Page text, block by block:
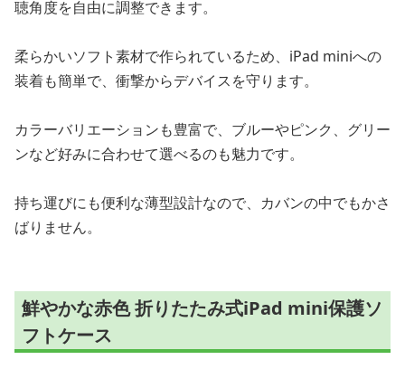
聴角度を自由に調整できます。
柔らかいソフト素材で作られているため、iPad miniへの
装着も簡単で、衝撃からデバイスを守ります。
カラーバリエーションも豊富で、ブルーやピンク、グリー
ンなど好みに合わせて選べるのも魅力です。
持ち運びにも便利な薄型設計なので、カバンの中でもかさ
ばりません。
鮮やかな赤色 折りたたみ式iPad mini保護ソ
フトケース